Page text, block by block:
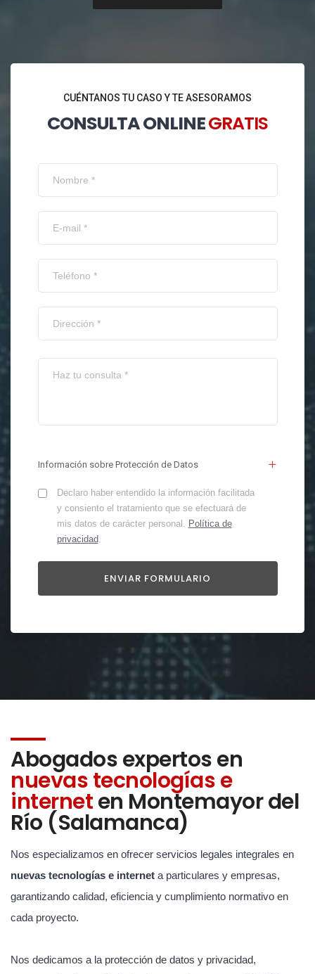
CUÉNTANOS TU CASO Y TE ASESORAMOS
CONSULTA ONLINEGRATIS
Información sobre Protección de Datos
Declaro haber entendido la información facilitada
y consiento el tratamiento que se efectuará de
mis datos de carácter personal. Política de
privacidad.
Abogados expertos en
nuevas tecnologías e
interneten Montemayor del
Río (Salamanca)
Nos especializamos en ofrecer servicios legales integrales en
nuevas tecnologías e internet a particulares y empresas,
garantizando calidad, eficiencia y cumplimiento normativo en
cada proyecto.
Nos dedicamos a la protección de datos y privacidad,